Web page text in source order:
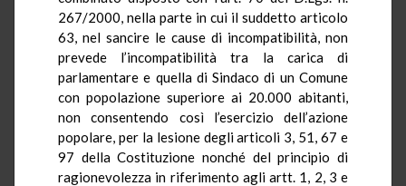
267/2000, nella parte in cui il suddetto articolo
63, nel sancire le cause di incompatibilità, non
prevede l’incompatibilità tra la carica di
parlamentare e quella di Sindaco di un Comune
con popolazione superiore ai 20.000 abitanti,
non consentendo così l’esercizio dell’azione
popolare, per la lesione degli articoli 3, 51, 67 e
97 della Costituzione nonché del principio di
ragionevolezza in riferimento agli artt. 1, 2, 3 e